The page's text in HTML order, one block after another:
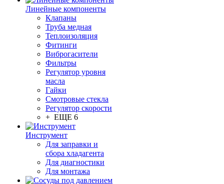
Линейные компоненты
Клапаны
Труба медная
Теплоизоляция
Фитинги
Виброгасители
Фильтры
Регулятор уровня
масла
Гайки
Смотровые стекла
Регулятор скорости
+ ЕЩЕ 6
Инструмент
Для заправки и
сбора хладагента
Для диагностики
Для монтажа